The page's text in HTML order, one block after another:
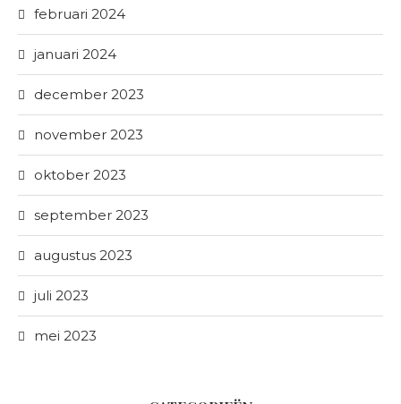
februari 2024
januari 2024
december 2023
november 2023
oktober 2023
september 2023
augustus 2023
juli 2023
mei 2023